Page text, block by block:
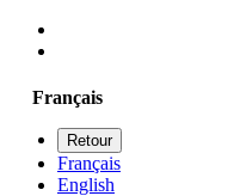
Français
Retour
Français
English